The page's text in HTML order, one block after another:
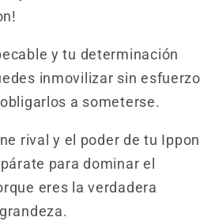
y tu determinación
inmovilizar sin esfuerzo
a someterse.
rival y el poder de tu Ippon
para dominar el
eres la verdadera